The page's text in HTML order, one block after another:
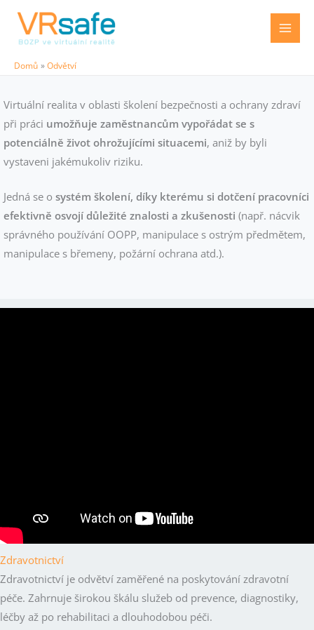
Přeskočit
obsah
Domů Odvětví
Virtuální realita v oblasti školení bezpečnosti a ochrany zdraví
při práci umožňuje zaměstnancům vypořádat se s
potenciálně život ohrožujícími situacemi, aniž by byli
vystaveni jakémukoliv riziku.
Jedná se o systém školení, díky kterému si dotčení pracovníci
efektivně osvojí důležité znalosti a zkušenosti (např. nácvik
správného používání OOPP, manipulace s ostrým předmětem,
manipulace s břemeny, požární ochrana atd.).
Zdravotnictví
Zdravotnictví je odvětví zaměřené na poskytování zdravotní
péče. Zahrnuje širokou škálu služeb od prevence, diagnostiky,
léčby až po rehabilitaci a dlouhodobou péči.